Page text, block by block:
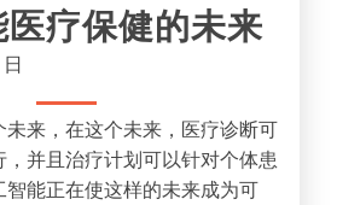
疗保健的未来
来，在这个未来，医疗诊断可
并且治疗计划可以针对个体患
能正在使这样的未来成为可